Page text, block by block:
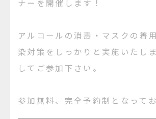
ナーを開催します！
アルコールの消毒・マスクの着
染対策をしっかりと実施いたし
してご参加下さい。
参加無料、完全予約制となってお